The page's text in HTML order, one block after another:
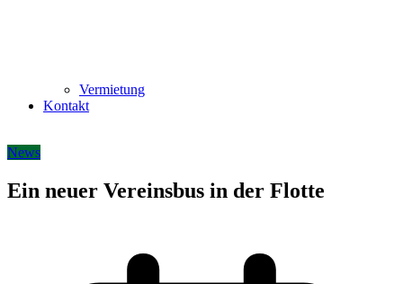
Vermietung
Kontakt
News
Ein neuer Vereinsbus in der Flotte